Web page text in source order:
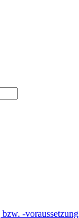
-voraussetzung